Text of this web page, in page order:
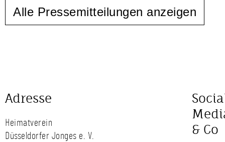
Alle Pressemitteilungen anzeigen
Adresse
Heimatverein
Düsseldorfer Jonges e. V.
& Co